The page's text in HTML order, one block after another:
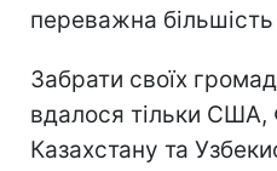
переважна більшість
Забрати своїх
вдалося тільки
Казахстану та